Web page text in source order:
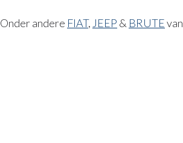
Onder andere FIAT, JEEP & BRUTEvan